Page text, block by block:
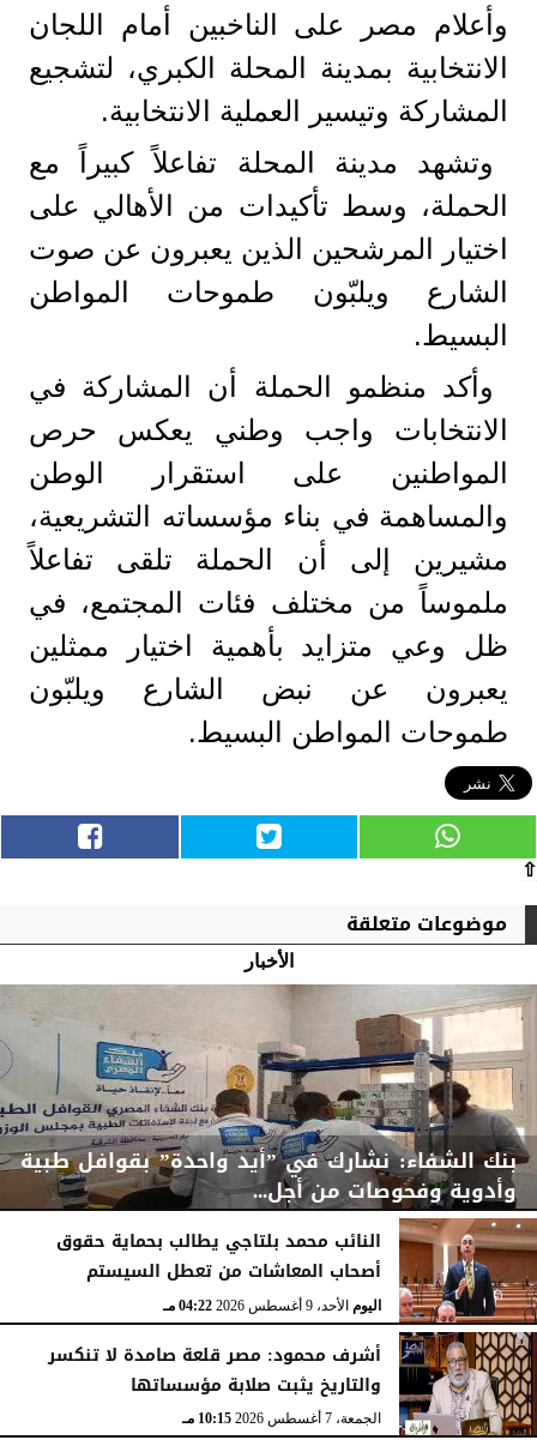
وأعلام مصر على الناخبين أمام اللجان
الانتخابية بمدينة المحلة الكبري، لتشجيع
المشاركة وتيسير العملية الانتخابية.
وتشهد مدينة المحلة تفاعلاً كبيراً مع
الحملة، وسط تأكيدات من الأهالي على
اختيار المرشحين الذين يعبرون عن صوت
الشارع ويلبّون طموحات المواطن
البسيط.
وأكد منظمو الحملة أن المشاركة في
الانتخابات واجب وطني يعكس حرص
المواطنين على استقرار الوطن
والمساهمة في بناء مؤسساته التشريعية،
مشيرين إلى أن الحملة تلقى تفاعلاً
ملموساً من مختلف فئات المجتمع، في
ظل وعي متزايد بأهمية اختيار ممثلين
يعبرون عن نبض الشارع ويلبّون
طموحات المواطن البسيط.
⇧
موضوعات متعلقة
الأخبار
بنك الشفاء: نشارك في ”أيد واحدة” بقوافل طبية
وأدوية وفحوصات من أجل...
اليومالأحد، 9 أغسطس 2026 04:33 مـ
النائب محمد بلتاجي يطالب بحماية حقوق
أصحاب المعاشات من تعطل السيستم
اليوم الأحد، 9 أغسطس 2026 04:22 مـ
أشرف محمود: مصر قلعة صامدة لا تنكسر
والتاريخ يثبت صلابة مؤسساتها
الجمعة، 7 أغسطس 2026 10:15 مـ